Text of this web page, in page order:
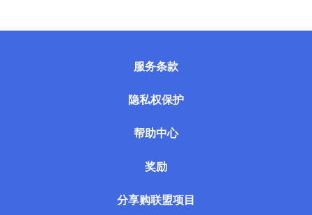
服务条款
隐私权保护
帮助中心
奖励
分享购联盟项目